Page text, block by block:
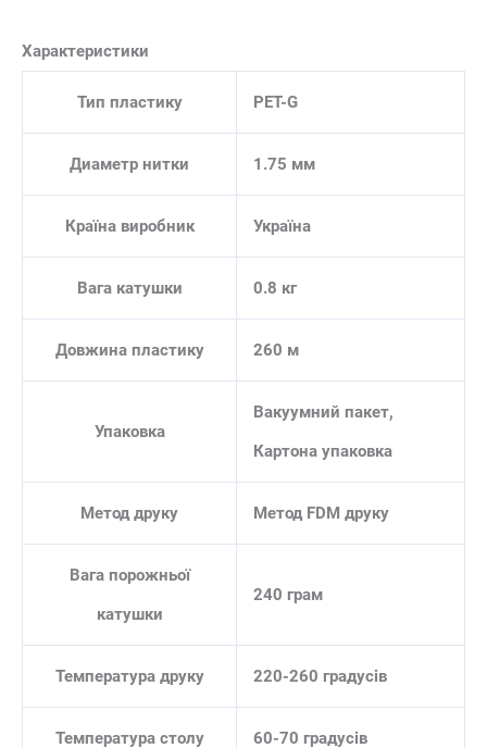
Характеристики
Тип пластику PET-G
Диаметр нитки 1.75 мм
Країна виробник Україна
Вага катушки 0.8 кг
Довжина пластику 260 м
Упаковка
Вакуумний пакет,
Картона упаковка
Метод друку Метод FDM друку
Вага порожньої
катушки
240 грам
Температура друку 220-260 градусів
Температура столу 60-70 градусів